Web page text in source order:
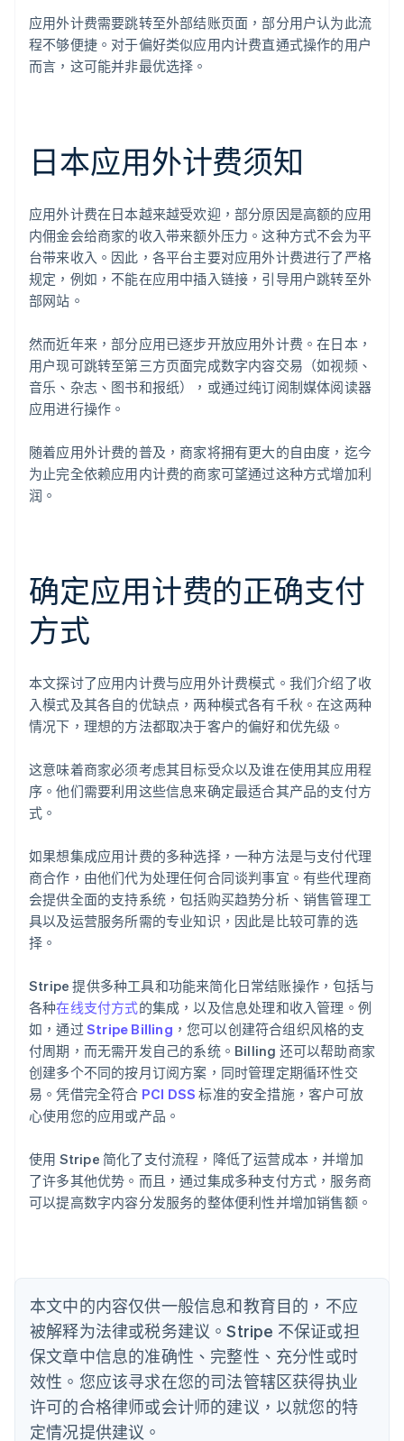
应用外计费需要跳转至外部结账页面，部分用户认为此流
程不够便捷。对于偏好类似应用内计费直通式操作的用户
而言，这可能并非最优选择。
日本应用外计费须知
应用外计费在日本越来越受欢迎，部分原因是高额的应用
内佣金会给商家的收入带来额外压力。这种方式不会为平
台带来收入。因此，各平台主要对应用外计费进行了严格
规定，例如，不能在应用中插入链接，引导用户跳转至外
部网站。
然而近年来，部分应用已逐步开放应用外计费。在日本，
用户现可跳转至第三方页面完成数字内容交易（如视频、
音乐、杂志、图书和报纸），或通过纯订阅制媒体阅读器
应用进行操作。
随着应用外计费的普及，商家将拥有更大的自由度，迄今
为止完全依赖应用内计费的商家可望通过这种方式增加利
润。
确定应用计费的正确支付
方式
本文探讨了应用内计费与应用外计费模式。我们介绍了收
入模式及其各自的优缺点，两种模式各有千秋。在这两种
情况下，理想的方法都取决于客户的偏好和优先级。
这意味着商家必须考虑其目标受众以及谁在使用其应用程
序。他们需要利用这些信息来确定最适合其产品的支付方
式。
如果想集成应用计费的多种选择，一种方法是与支付代理
商合作，由他们代为处理任何合同谈判事宜。有些代理商
会提供全面的支持系统，包括购买趋势分析、销售管理工
具以及运营服务所需的专业知识，因此是比较可靠的选
择。
Stripe 提供多种工具和功能来简化日常结账操作，包括与
各种在线支付方式的集成，以及信息处理和收入管理。例
如，通过 Stripe Billing ，您可以创建符合组织风格的支
付周期，而无需开发自己的系统。Billing 还可以帮助商家
创建多个不同的按月订阅方案，同时管理定期循环性交
易。凭借完全符合 PCI DSS 标准的安全措施，客户可放
心使用您的应用或产品。
使用 Stripe 简化了支付流程，降低了运营成本，并增加
了许多其他优势。而且，通过集成多种支付方式，服务商
可以提高数字内容分发服务的整体便利性并增加销售额。
本文中的内容仅供一般信息和教育目的，不应
被解释为法律或税务建议。Stripe 不保证或担
保文章中信息的准确性、完整性、充分性或时
效性。您应该寻求在您的司法管辖区获得执业
许可的合格律师或会计师的建议，以就您的特
定情况提供建议。
阿联酋
English
爱尔兰
English
爱沙尼亚
English
奥地利
DeutschEnglish
澳大利亚
巴西
PortuguêsEnglish
保加利亚
English
丹麦
English
德国
DeutschEnglish
法国
FrançaisEnglish
芬兰
EnglishSvenska